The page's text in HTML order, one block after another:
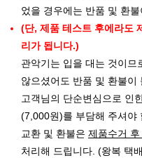
었을 경우에는 반품 및 환
(단, 제품 테스트 후에라도
리가 됩니다.)
관악기는 입을 대는 것이므
않으셨어도 반품 및 환불이
고객님의 단순변심으로 인
(7,000원)를 부담해 주셔야
교환 및 환불은 제품수거
처리해 드립니다. (왕복 택